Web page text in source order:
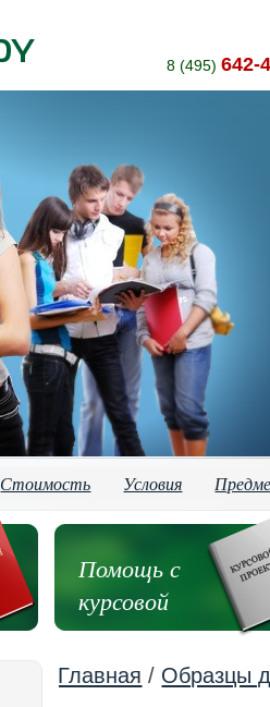
8 (495) 642-
Стоимость Условия
Помощь с
курсовой
Главная / Образцы